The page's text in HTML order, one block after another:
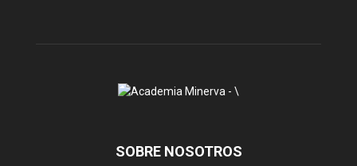
SOBRE NOSOTROS